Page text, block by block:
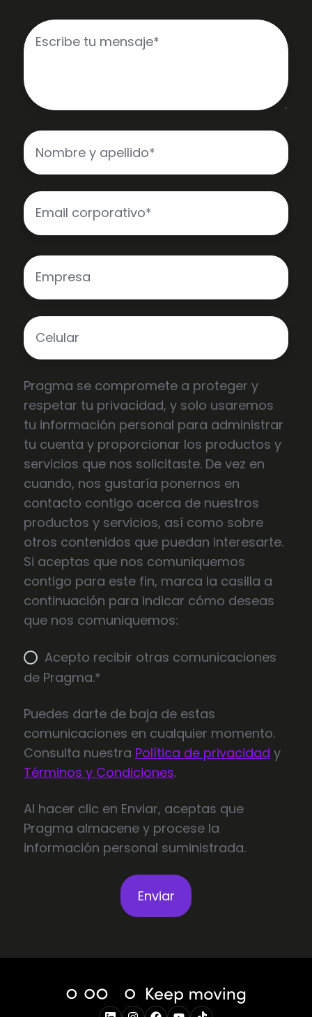
Pragma se compromete a proteger y
respetar tu privacidad, y solo usaremos
tu información personal para administrar
tu cuenta y proporcionar los productos y
servicios que nos solicitaste. De vez en
cuando, nos gustaría ponernos en
contacto contigo acerca de nuestros
productos y servicios, así como sobre
otros contenidos que puedan interesarte.
Si aceptas que nos comuniquemos
contigo para este fin, marca la casilla a
continuación para indicar cómo deseas
que nos comuniquemos:
Acepto recibir otras comunicaciones
de Pragma.*
Puedes darte de baja de estas
comunicaciones en cualquier momento.
Consulta nuestra Política de privacidad y
Términos y Condiciones.
Al hacer clic en Enviar, aceptas que
Pragma almacene y procese la
información personal suministrada.